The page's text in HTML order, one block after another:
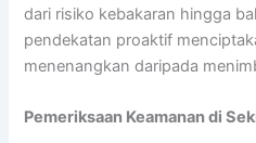
dari risiko kebakaran hingga
pendekatan proaktif
menenangkan daripada
Pemeriksaan Keamanan di